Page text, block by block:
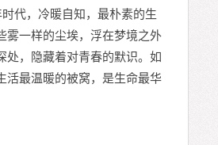
代，冷暖自知，最朴素的生
雾一样的尘埃，浮在梦境之外
处，隐藏着对青春的默识。如
活最温暖的被窝，是生命最华